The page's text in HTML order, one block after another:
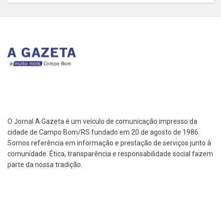
O Jornal A Gazeta é um veículo de comunicação impresso da
cidade de Campo Bom/RS fundado em 20 de agosto de 1986.
Somos referência em informação e prestação de serviços junto à
comunidade. Ética, transparência e responsabilidade social fazem
parte da nossa tradição.